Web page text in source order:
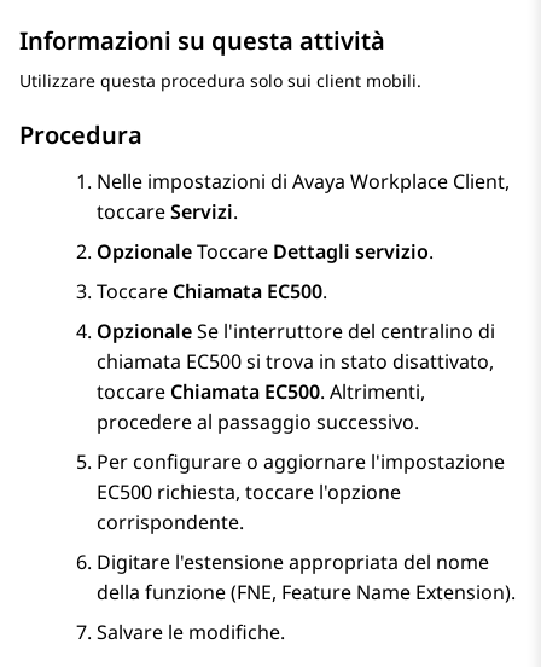
Informazioni su questa attività
Utilizzare questa procedura solo sui client mobili.
Procedura
Nelle impostazioni di Avaya Workplace Client,
toccareServizi.
OpzionaleToccare Dettagli servizio.
Toccare Chiamata EC500.
OpzionaleSe l'interruttore del centralino di
chiamata EC500 si trova in stato disattivato,
toccare Chiamata EC500. Altrimenti,
procedere al passaggio successivo.
Per configurare o aggiornare l'impostazione
EC500 richiesta, toccare l'opzione
corrispondente.
Digitare l'estensione appropriata del nome
della funzione (FNE, Feature Name Extension).
Salvare le modifiche.